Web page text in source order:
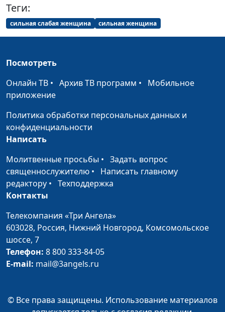
Как Бог
преображает жизнь
Севастьянов
То, что объединяет
Анна Богатская, Анна
#128
Любовь всё
переносит. Когда
признаком любви
Юлия Уткина, Николай
Елена Варнавская
Любовь всему верит.
получить на Новый
год
священнослужитель и
Елена Варнавская
Психология и вера:
Мое прошлое
помогло мне стать
счастливым
Анна Богатская, Евгений
священнослужитель
#124
Как найти свое
Теги:
сильная слабая женщина сильная женщина
Посмотреть
Онлайн ТВ • Архив ТВ программ • Мобильное
приложение
Политика обработки персональных данных и
конфиденциальности
Написать
Молитвенные просьбы • Задать вопрос
священнослужителю • Написать главному
редактору • Техподдержка
Контакты
Телекомпания «Три Ангела»
603028, Россия, Нижний Новгород, Комсомольское
шоссе, 7
Телефон: 8 800 333-84-05
E-mail: mail@3angels.ru
© Все права защищены. Использование материалов